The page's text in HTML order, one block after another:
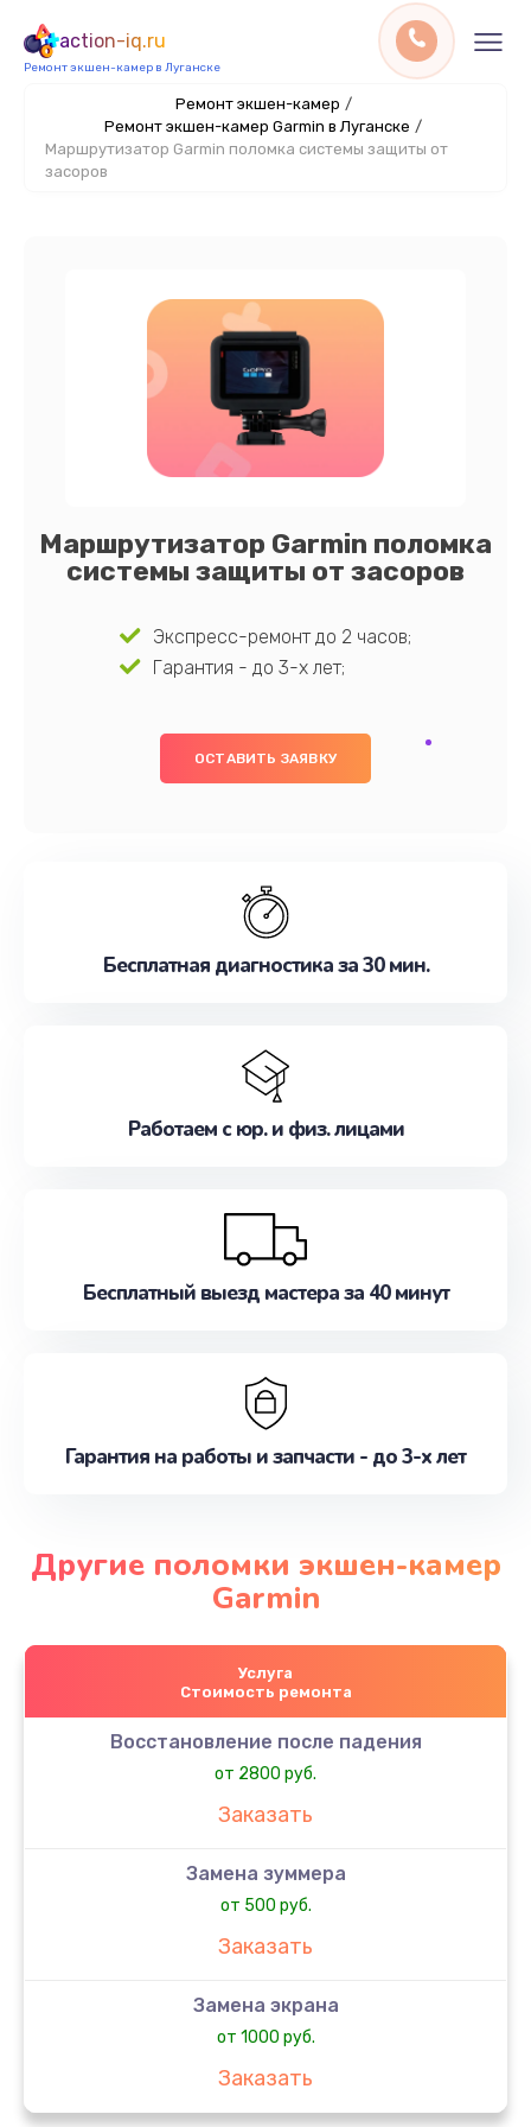
action-iq.ru
Ремонт экшен-камер в Луганске
Ремонт экшен-камер /
Ремонт экшен-камер Garmin в Луганске /
Маршрутизатор Garmin поломка системы защиты от
засоров
Маршрутизатор Garmin поломка
системы защиты от засоров
Экспресс-ремонт до 2 часов;
Гарантия - до 3-х лет;
ОСТАВИТЬ ЗАЯВКУ
Бесплатная диагностика за 30 мин.
Работаем с юр. и физ. лицами
Бесплатный выезд мастера за 40 минут
Гарантия на работы и запчасти - до 3-х лет
Другие поломки экшен-камер
Garmin
Услуга
Стоимость ремонта
Восстановление после падения
от 2800 руб.
Заказать
Замена зуммера
от 500 руб.
Заказать
Замена экрана
от 1000 руб.
Заказать